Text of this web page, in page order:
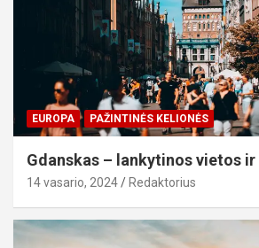
EUROPA PAŽINTINĖS KELIONĖS
Gdanskas – lankytinos vietos
14 vasario, 2024 Redaktorius